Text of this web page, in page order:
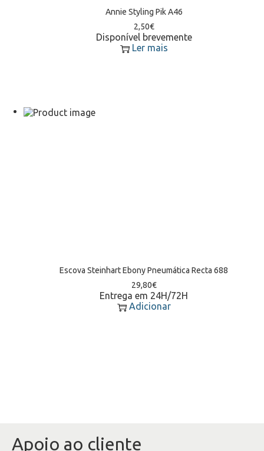
Annie Styling Pik A46
2,50€
Disponível brevemente
Ler mais
Escova Steinhart Ebony Pneumática Recta 688
29,80€
Entrega em 24H/72H
Adicionar
Apoio ao cliente